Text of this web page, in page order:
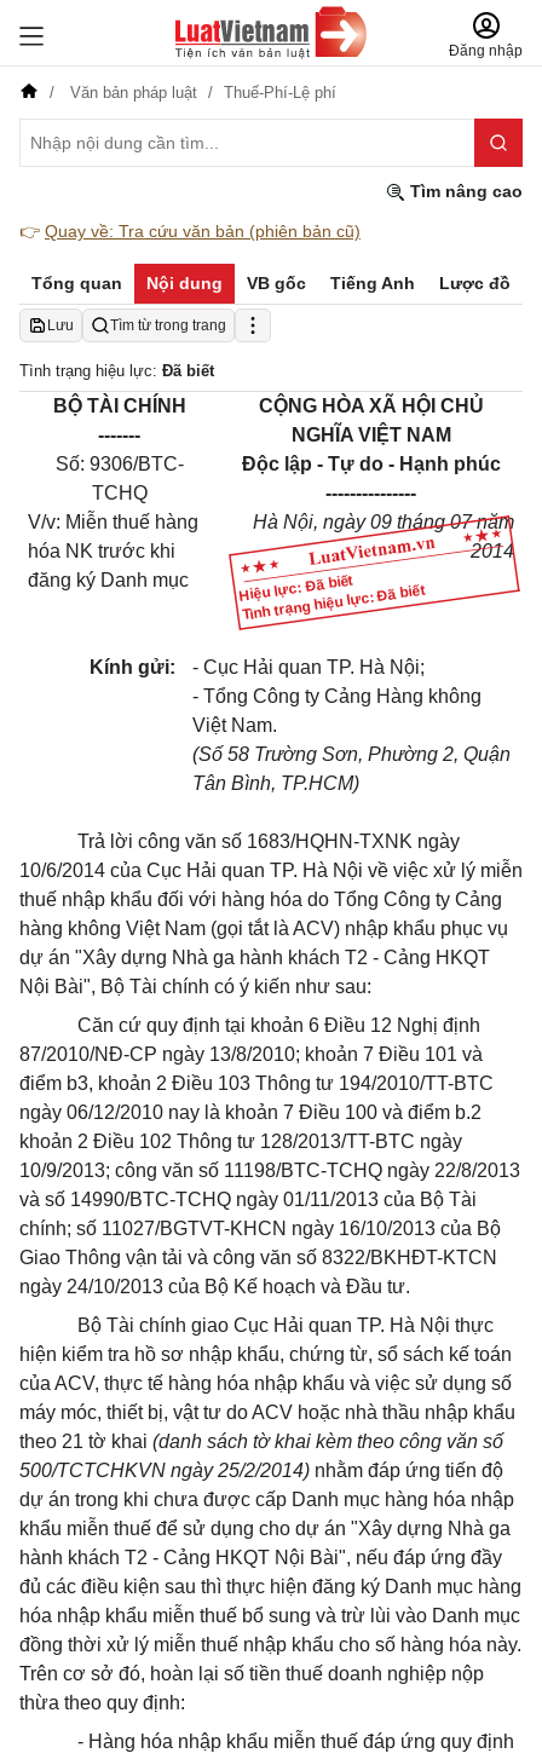
Đăng nhập
Văn bản pháp luật Thuế-Phí-Lệ phí
Tìm nâng cao
👉 Quay về: Tra cứu văn bản (phiên bản cũ)
Tổng quan Nội dung VB gốc Tiếng Anh Lược đồ
Lưu Tìm từ trong trang
Tình trạng hiệu lực: Đã biết
Hiệu lực: Đã biết
Tình trạng hiệu lực: Đã biết
BỘ TÀI CHÍNH
-------
Số: 9306/BTC-
TCHQ
V/v: Miễn thuế hàng
hóa NK trước khi
đăng ký Danh mục
CỘNG HÒA XÃ HỘI CHỦ
NGHĨA VIỆT NAM
Độc lập - Tự do - Hạnh phúc
---------------
Hà Nội, ngày 09 tháng 07 năm
2014
Kính gửi:
- Cục Hải quan TP. Hà Nội;
- Tổng Công ty Cảng Hàng không
Việt Nam.
(Số 58 Trường Sơn, Phường 2, Quận
Tân Bình, TP.HCM)
Trả lời công văn số 1683/HQHN-TXNK ngày
10/6/2014 của Cục Hải quan TP. Hà Nội về việc xử lý miễn
thuế nhập khẩu đối với hàng hóa do Tổng Công ty Cảng
hàng không Việt Nam (gọi tắt là ACV) nhập khẩu phục vụ
dự án "Xây dựng Nhà ga hành khách T2 - Cảng HKQT
Nội Bài", Bộ Tài chính có ý kiến như sau:
Căn cứ quy định tại khoản 6 Điều 12 Nghị định
87/2010/NĐ-CP ngày 13/8/2010; khoản 7 Điều 101 và
điểm b3, khoản 2 Điều 103 Thông tư 194/2010/TT-BTC
ngày 06/12/2010 nay là khoản 7 Điều 100 và điểm b.2
khoản 2 Điều 102 Thông tư 128/2013/TT-BTC ngày
10/9/2013; công văn số 11198/BTC-TCHQ ngày 22/8/2013
và số 14990/BTC-TCHQ ngày 01/11/2013 của Bộ Tài
chính; số 11027/BGTVT-KHCN ngày 16/10/2013 của Bộ
Giao Thông vận tải và công văn số 8322/BKHĐT-KTCN
ngày 24/10/2013 của Bộ Kế hoạch và Đầu tư.
Bộ Tài chính giao Cục Hải quan TP. Hà Nội thực
hiện kiểm tra hồ sơ nhập khẩu, chứng từ, sổ sách kế toán
của ACV, thực tế hàng hóa nhập khẩu và việc sử dụng số
máy móc, thiết bị, vật tư do ACV hoặc nhà thầu nhập khẩu
theo 21 tờ khai (danh sách tờ khai kèm theo công văn số
500/TCTCHKVN ngày 25/2/2014) nhằm đáp ứng tiến độ
dự án trong khi chưa được cấp Danh mục hàng hóa nhập
khẩu miễn thuế để sử dụng cho dự án "Xây dựng Nhà ga
hành khách T2 - Cảng HKQT Nội Bài", nếu đáp ứng đầy
đủ các điều kiện sau thì thực hiện đăng ký Danh mục hàng
hóa nhập khẩu miễn thuế bổ sung và trừ lùi vào Danh mục
đồng thời xử lý miễn thuế nhập khẩu cho số hàng hóa này.
Trên cơ sở đó, hoàn lại số tiền thuế doanh nghiệp nộp
thừa theo quy định:
- Hàng hóa nhập khẩu miễn thuế đáp ứng quy định